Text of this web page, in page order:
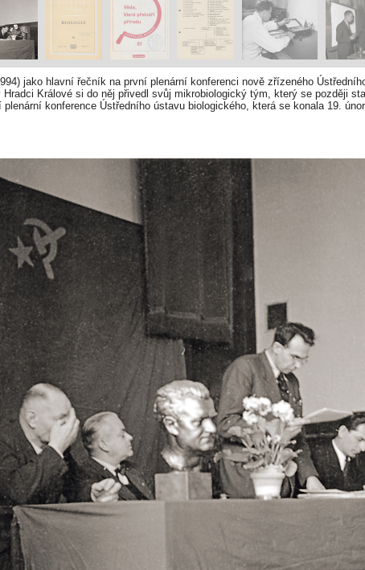
jako hlavní řečník na první plenární konferenci nově zřízeného
Králové si do něj přivedl svůj mikrobiologický tým, který se později
konference Ústředního ústavu biologického, která se konala 19.